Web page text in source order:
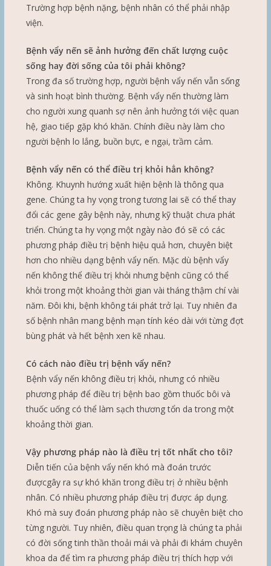
Trường hợp bệnh nặng, bệnh nhân có thể phải nhập
viện.
Bệnh vẩy nến sẽ ảnh hưởng đến chất lượng cuộc
sống hay đời sống của tôi phải không?
Trong đa số trường hợp, người bệnh vẩy nến vẫn sống
và sinh hoạt bình thường. Bệnh vẩy nến thường làm
cho người xung quanh sợ nên ảnh hưởng tới việc quan
hệ, giao tiếp gặp khó khăn. Chính điều này làm cho
người bệnh lo lắng, buồn bực, e ngại, trầm cảm.
Bệnh vẩy nến có thể điều trị khỏi hẳn không?
Không. Khuynh hướng xuất hiện bệnh là thông qua
gene. Chúng ta hy vọng trong tương lai sẽ có thể thay
đổi các gene gây bệnh này, nhưng kỹ thuật chưa phát
triển. Chúng ta hy vọng một ngày nào đó sẽ có các
phương pháp điều trị bệnh hiệu quả hơn, chuyên biệt
hơn cho nhiều dạng bệnh vẩy nến. Mặc dù bệnh vẩy
nến không thể điều trị khỏi nhưng bệnh cũng có thể
khỏi trong một khoảng thời gian vài tháng thậm chí vài
năm. Đôi khi, bệnh không tái phát trở lại. Tuy nhiên đa
số bệnh nhân mang bệnh mạn tính kéo dài với từng đợt
bùng phát và hết bệnh xen kẽ nhau.
Có cách nào điều trị bệnh vẩy nến?
Bệnh vẩy nến không điều trị khỏi, nhưng có nhiều
phương pháp để điều trị bệnh bao gồm thuốc bôi và
thuốc uống có thể làm sạch thương tổn da trong một
khoảng thời gian.
Vậy phương pháp nào là điều trị tốt nhất cho tôi?
Diễn tiến của bệnh vẩy nến khó mà đoán trước
đượcgây ra sự khó khăn trong điều trị ở nhiều bệnh
nhân. Có nhiều phương pháp điều trị được áp dụng.
Khó mà suy đoán phương pháp nào sẽ chuyên biệt cho
từng người. Tuy nhiên, điều quan trọng là chúng ta phải
có đời sống tinh thần thoải mái và phải đi khám chuyên
khoa da để tìm ra phương pháp điều trị thích hợp với